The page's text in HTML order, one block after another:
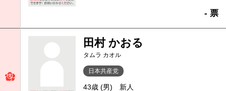
- 票
田村 かおる
タムラ カオル
日本共産党
43歳 (男) 新人